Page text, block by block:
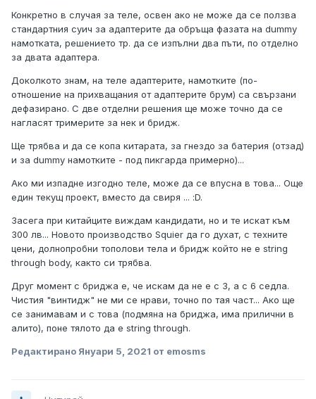
Конкретно в случая за теле, освен ако не може да се ползва
стандартния суич за адаптерите да обръща фазата на dummy
намотката, решението тр. да се изпълни два пъти, по отделно
за двата адаптера.
Доколкото знам, на теле адаптерите, намотките (по-
отношение на прихващания от адаптерите брум) са свързани
дефазирано. С две отделни решения ще може точно да се
нагласят тримерите за нек и бридж.
Ще трябва и да се копа китарата, за гнездо за батерия (отзад)
и за dummy намотките - под пикгарда примерно)...
Ако ми изпадне изгодно теле, може да се впусна в това... Още
един текущ проект, вместо да свиря ... :D.
Засега при китайците виждам кандидати, но и те искат към
300 лв... Новото производство Squier да го духат, с техните
цени, долнопробни тополови тела и бридж който не е string
through body, както си трябва.
Друг момент с бриджа е, че искам да не е с 3, а с 6 седла.
Чистия "винтидж" не ми се нрави, точно по тая част... Ако ще
се занимавам и с това (подмяна на бриджа, има прилични в
алито), поне тялото да е string through.
Редактирано Януари 5, 2021 от emosms